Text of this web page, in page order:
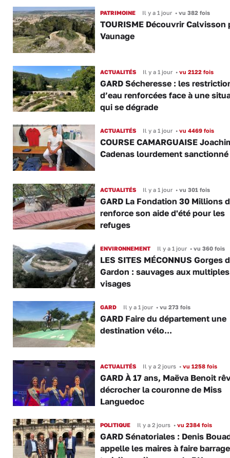
PATRIMOINE Il y a 1 jour •vu 382 fois
TOURISME Découvrir Calvisson
Vaunage
ACTUALITÉS Il y a 1 jour •vu 2122 fois
GARD Sécheresse : les
d’eau renforcées face à une
qui se dégrade
ACTUALITÉS Il y a 1 jour •vu 4469 fois
COURSE CAMARGUAISE
Cadenas lourdement sanctionné
ACTUALITÉS Il y a 1 jour •vu 301 fois
GARD La Fondation 30 Millions
renforce son aide d'été pour les
refuges
ENVIRONNEMENT Il y a 1 jour •vu 360 fois
LES SITES MÉCONNUS Gorges
Gardon : sauvages aux multiples
visages
GARD Il y a 1 jour •vu 273 fois
GARD Faire du département une
destination vélo...
ACTUALITÉS Il y a 2 jours •vu 1258 fois
GARD À 17 ans, Maëva Benoit
décrocher la couronne de Miss
Languedoc
POLITIQUE Il y a 2 jours •vu 2384 fois
GARD Sénatoriales : Denis
appelle les maires à faire